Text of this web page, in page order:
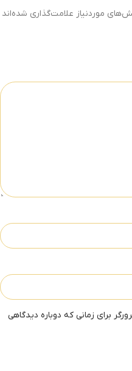
موردنیاز علامت‌گذاری شده‌اند
برای زمانی که دوباره دیدگاهی